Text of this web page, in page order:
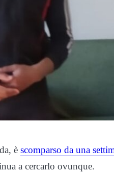
è scomparso da una
a cercarlo ovunque.